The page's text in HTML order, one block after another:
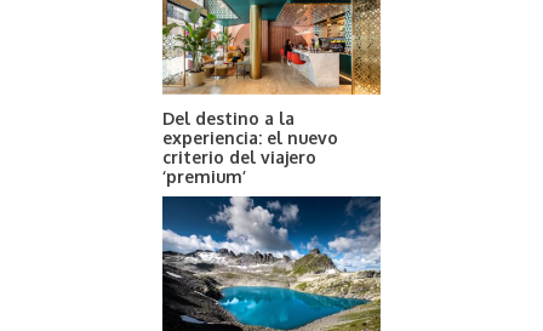
Del destino a la
experiencia: el nuevo
criterio del viajero
‘premium’